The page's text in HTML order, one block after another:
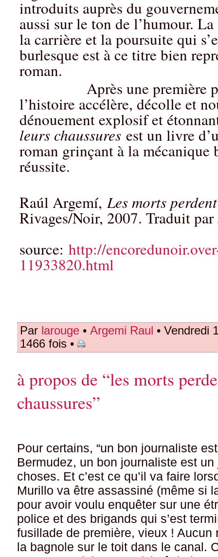
introduits auprès du
aussi sur le ton de l’humour.
la carrière et la poursuite qui
burlesque est à ce titre bien
roman.
Après une première
l’histoire accélère, décolle et
dénouement explosif et
leurs chaussures est un livre
roman grinçant à la mécanique
réussite.
Raúl Argemí,Les morts
Rivages/Noir, 2007. Traduit
source: http://
11933820.html
Par larouge • Argemi Raul • Vendredi
1466 fois •
à propos de “les morts
chaussures”
Pour certains, “un bon journaliste
Bermudez, un bon journaliste est
choses. Et c’est ce qu’il va faire
Murillo va être assassiné (même si
pour avoir voulu enquêter sur une
police et des brigands qui s’est
fusillade de première, vieux ! Aucun
la bagnole sur le toit dans le canal.